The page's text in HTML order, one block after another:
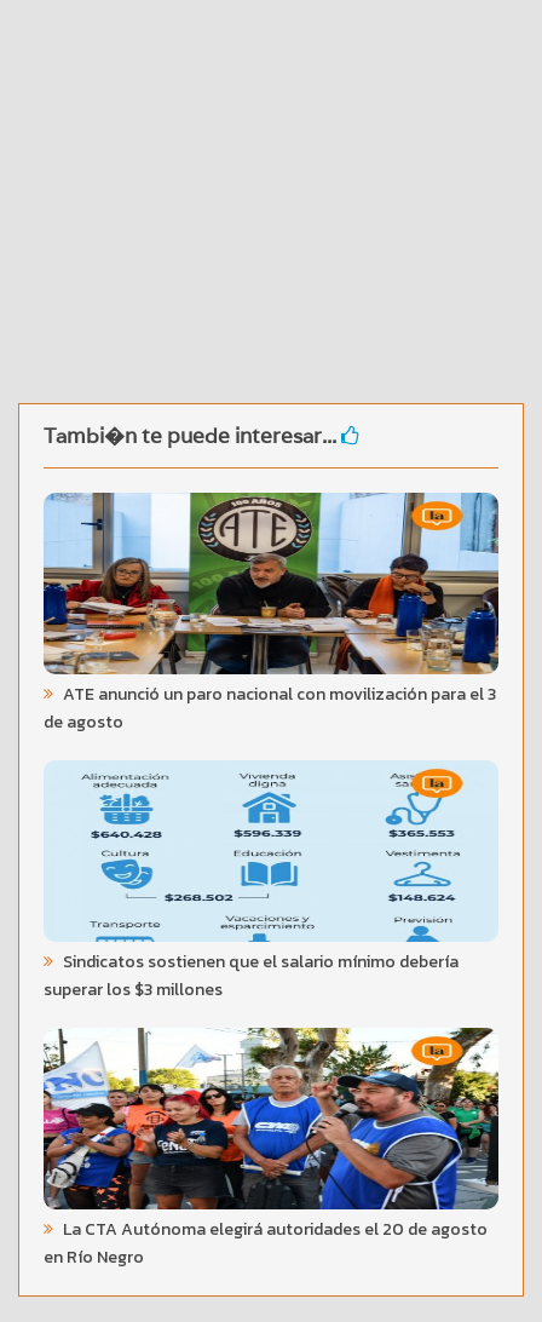
Tambi�n te puede interesar...
ATE anunció un paro nacional con movilización para el 3
de agosto
Sindicatos sostienen que el salario mínimo debería
superar los $3 millones
La CTA Autónoma elegirá autoridades el 20 de agosto
en Río Negro